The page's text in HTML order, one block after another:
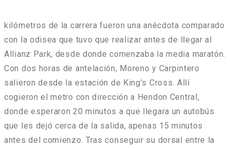
kilómetros de la carrera fueron una anécdota comparado
con la odisea que tuvo que realizar antes de llegar al
Allianz Park, desde donde comenzaba la media maratón.
Con dos horas de antelación, Moreno y Carpintero
salieron desde la estación de King’s Cross. Allí
cogieron el metro con dirección a Hendon Central,
donde esperaron 20 minutos a que llegara un autobús
que les dejó cerca de la salida, apenas 15 minutos
antes del comienzo. Tras conseguir su dorsal entre la